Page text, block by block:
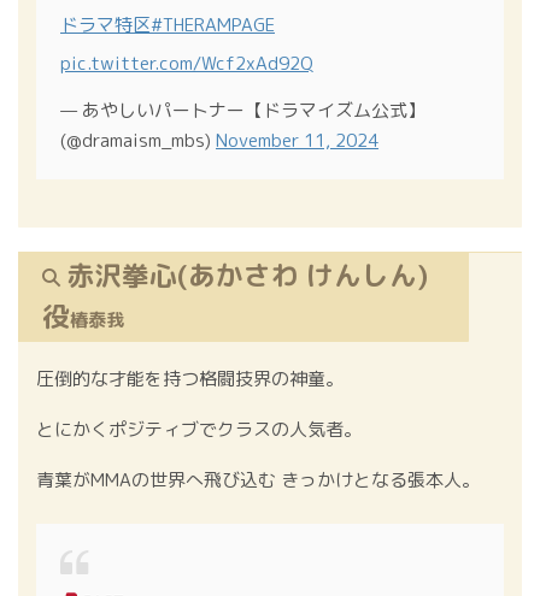
ドラマ特区#THERAMPAGE
pic.twitter.com/Wcf2xAd92Q
— あやしいパートナー【ドラマイズム公式】
(@dramaism_mbs) November 11, 2024
赤沢拳心(あかさわ けんしん)
役椿泰我
圧倒的な才能を持つ格闘技界の神童。
とにかくポジティブでクラスの人気者。
青葉がMMAの世界へ飛び込む きっかけとなる張本人。